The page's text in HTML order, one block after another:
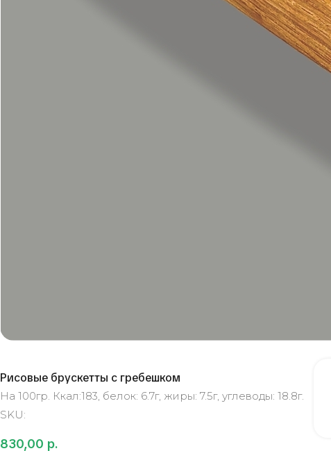
Рисовые брускетты с гребешком
На 100гр. Ккал:183, белок: 6.7г, жиры: 7.5г, углеводы: 18.8г.
SKU:
830,00 р.